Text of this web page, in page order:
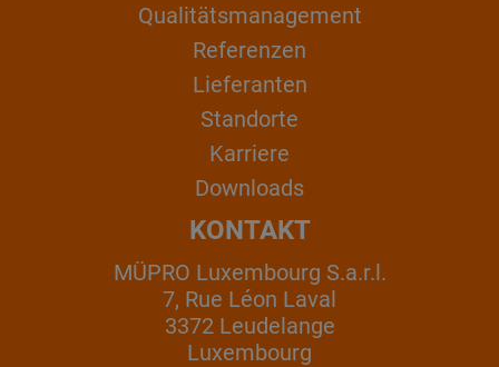
Qualitätsmanagement
Referenzen
Lieferanten
Standorte
Karriere
Downloads
KONTAKT
MÜPRO Luxembourg S.a.r.l.
7, Rue Léon Laval
3372 Leudelange
Luxembourg